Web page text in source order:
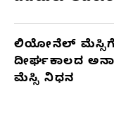
ಲಿಯೋನೆಲ್
ದೀರ್ಘಕಾಲದ
ಮೆಸ್ಸಿ ನಿಧನ